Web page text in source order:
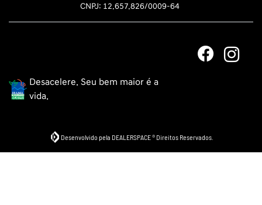
CNPJ: 12.657.826/0009-64
Desacelere. Seu bem maior é a
vida.
Desenvolvido pela DEALERSPACE ® Direitos Reservados.